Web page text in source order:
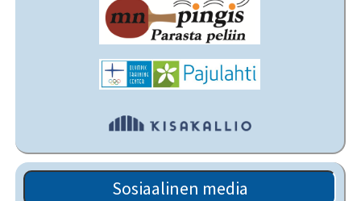
Sosiaalinen media